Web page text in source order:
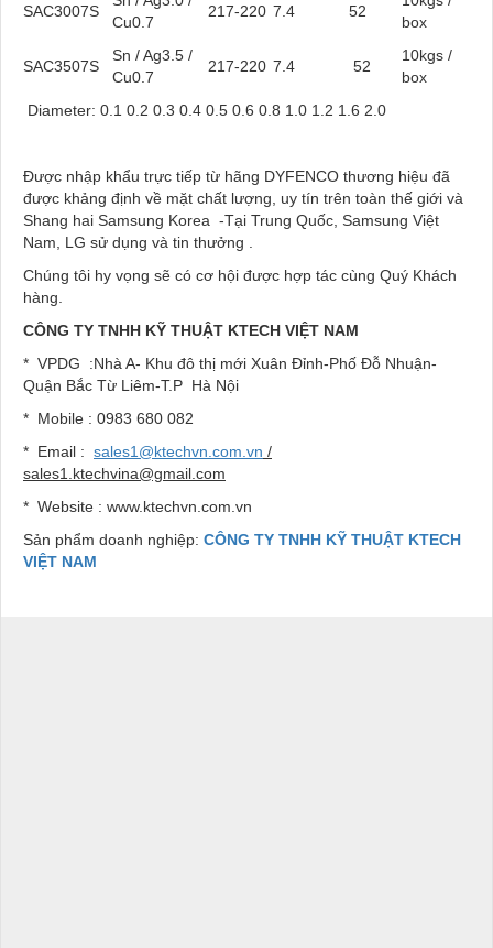
SAC3007S
Cu0.7
217-220 7.4 52
box
SAC3507S
Sn / Ag3.5 /
Cu0.7
217-220 7.4 52
10kgs /
box
Diameter: 0.1 0.2 0.3 0.4 0.5 0.6 0.8 1.0 1.2 1.6 2.0
Được nhập khẩu trực tiếp từ hãng DYFENCO thương hiệu đã
được khảng định về mặt chất lượng, uy tín trên toàn thế giới và
Shang hai Samsung Korea -Tại Trung Quốc, Samsung Việt
Nam, LG sử dụng và tin thưởng .
Chúng tôi hy vọng sẽ có cơ hội được hợp tác cùng Quý Khách
hàng.
CÔNG TY TNHH KỸ THUẬT KTECH VIỆT NAM
* VPDG :Nhà A- Khu đô thị mới Xuân Đỉnh-Phố Đỗ Nhuận-
Quận Bắc Từ Liêm-T.P Hà Nội
* Mobile : 0983 680 082
* Email : sales1@ktechvn.com.vn /
sales1.ktechvina@gmail.com
* Website : www.ktechvn.com.vn
Sản phẩm doanh nghiệp: CÔNG TY TNHH KỸ THUẬT KTECH
VIỆT NAM